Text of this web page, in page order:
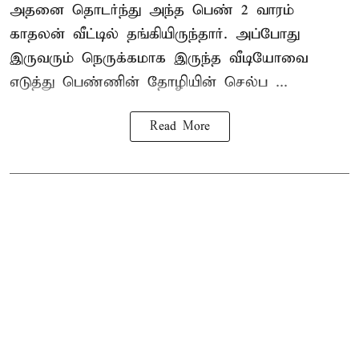
அதனை தொடர்ந்து அந்த பெண் 2 வாரம்
காதலன் வீட்டில் தங்கியிருந்தார். அப்போது
இருவரும் நெருக்கமாக இருந்த வீடியோவை
எடுத்து பெண்ணின் தோழியின் செல்ப ...
Read More